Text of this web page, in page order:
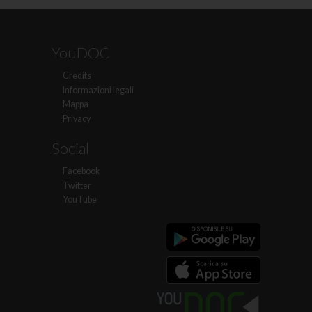
YouDOC
Credits
Informazioni legali
Mappa
Privacy
Social
Facebook
Twitter
YouTube